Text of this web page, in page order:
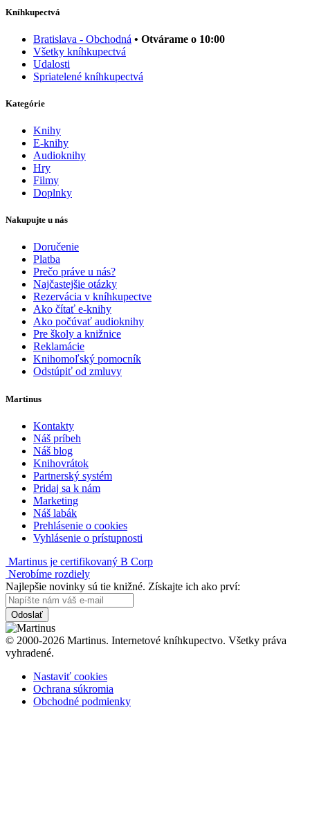
Kníhkupectvá
Bratislava - Obchodná • Otvárame o 10:00
Všetky kníhkupectvá
Udalosti
Spriatelené kníhkupectvá
Kategórie
Knihy
E-knihy
Audioknihy
Hry
Filmy
Doplnky
Nakupujte u nás
Doručenie
Platba
Prečo práve u nás?
Najčastejšie otázky
Rezervácia v kníhkupectve
Ako čítať e-knihy
Ako počúvať audioknihy
Pre školy a knižnice
Reklamácie
Knihomoľský pomocník
Odstúpiť od zmluvy
Martinus
Kontakty
Náš príbeh
Náš blog
Knihovrátok
Partnerský systém
Pridaj sa k nám
Marketing
Náš labák
Prehlásenie o cookies
Vyhlásenie o prístupnosti
Martinus je certifikovaný B Corp
Nerobíme rozdiely
Najlepšie novinky sú tie knižné. Získajte ich ako prví:
Odoslať
© 2000-2026 Martinus. Internetové kníhkupectvo. Všetky práva
vyhradené.
Nastaviť cookies
Ochrana súkromia
Obchodné podmienky